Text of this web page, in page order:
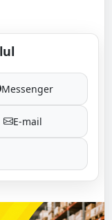
Messenger
E-mail